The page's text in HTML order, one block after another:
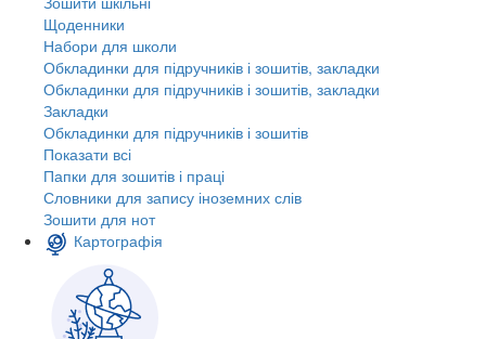
Щоденники
Набори для школи
Обкладинки для підручників і зошитів, закладки
Обкладинки для підручників і зошитів, закладки
Закладки
Обкладинки для підручників і зошитів
Показати всі
Папки для зошитів і праці
Словники для запису іноземних слів
Зошити для нот
Картографія